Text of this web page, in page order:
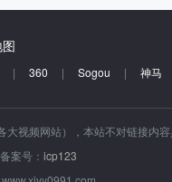
| 360 | Sogou | 神马
视频网站），本站不对链接内
案号： icp123